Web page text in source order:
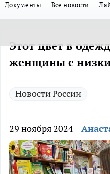
Документы Все новости
Этот цвет в
женщины с
Новости России
29 ноября 2024